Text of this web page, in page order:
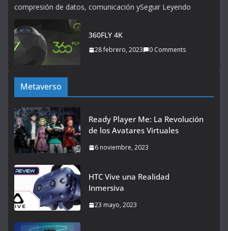
compresión de datos, comunicación ySeguir Leyendo
360FLY 4K
28 febrero, 2023 0 Comments
Metaverso
Ready Player Me: La Revolución
de los Avatares Virtuales
6 noviembre, 2023
HTC Vive una Realidad
Inmersiva
23 mayo, 2023